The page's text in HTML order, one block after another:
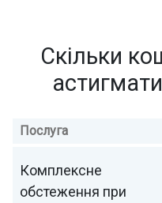
Скільки
Послуга
Комплексне
обстеження при